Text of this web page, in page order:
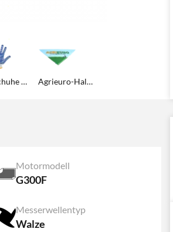
Handschuhe aus Baumwolle Agrieuro-Halstuch
Motormodell
G300F
Messerwellentyp
Walze